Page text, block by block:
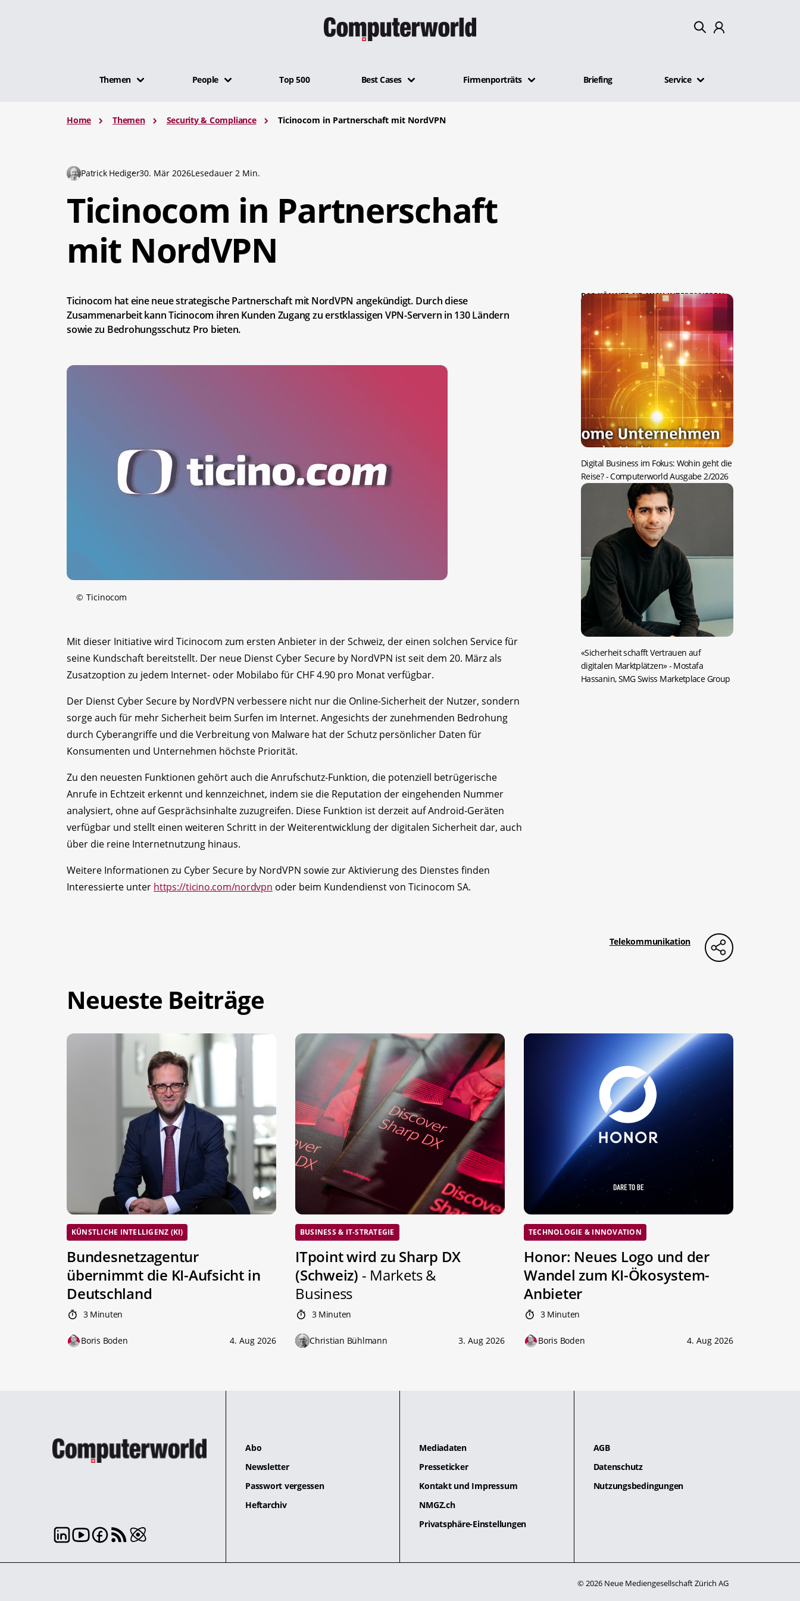
Themen People Top 500 Best Cases Firmenporträts Briefing Service
Home Themen Security & Compliance Ticinocom in Partnerschaft mit NordVPN
Patrick Hediger30. Mär 2026Lesedauer 2 Min.
Ticinocom in Partnerschaft
mit NordVPN
Ticinocom hat eine neue strategische Partnerschaft mit NordVPN angekündigt. Durch diese
Zusammenarbeit kann Ticinocom ihren Kunden Zugang zu erstklassigen VPN-Servern in 130 Ländern
sowie zu Bedrohungsschutz Pro bieten.
© Ticinocom
Mit dieser Initiative wird Ticinocom zum ersten Anbieter in der Schweiz, der einen solchen Service für
seine Kundschaft bereitstellt. Der neue Dienst Cyber Secure by NordVPN ist seit dem 20. März als
Zusatzoption zu jedem Internet- oder Mobilabo für CHF 4.90 pro Monat verfügbar.
Der Dienst Cyber Secure by NordVPN verbessere nicht nur die Online-Sicherheit der Nutzer, sondern
sorge auch für mehr Sicherheit beim Surfen im Internet. Angesichts der zunehmenden Bedrohung
durch Cyberangriffe und die Verbreitung von Malware hat der Schutz persönlicher Daten für
Konsumenten und Unternehmen höchste Priorität.
Zu den neuesten Funktionen gehört auch die Anrufschutz-Funktion, die potenziell betrügerische
Anrufe in Echtzeit erkennt und kennzeichnet, indem sie die Reputation der eingehenden Nummer
analysiert, ohne auf Gesprächsinhalte zuzugreifen. Diese Funktion ist derzeit auf Android-Geräten
verfügbar und stellt einen weiteren Schritt in der Weiterentwicklung der digitalen Sicherheit dar, auch
über die reine Internetnutzung hinaus.
Weitere Informationen zu Cyber Secure by NordVPN sowie zur Aktivierung des Dienstes finden
Interessierte unter https://ticino.com/nordvpn oder beim Kundendienst von Ticinocom SA.
DAS KÖNNTE SIE AUCH INTERESSIEREN:
Digital Business im Fokus: Wohin geht die
Reise?- Computerworld Ausgabe 2/2026
«Sicherheit schafft Vertrauen auf
digitalen Marktplätzen»- Mostafa
Hassanin, SMG Swiss Marketplace Group
Telekommunikation
Neueste Beiträge
KÜNSTLICHE INTELLIGENZ (KI)
Bundesnetzagentur
übernimmt die KI-Aufsicht in
Deutschland
3 Minuten
Boris Boden 4. Aug 2026
BUSINESS & IT-STRATEGIE
ITpoint wird zu Sharp DX
(Schweiz) - Markets &
Business
3 Minuten
Christian Bühlmann 3. Aug 2026
TECHNOLOGIE & INNOVATION
Honor: Neues Logo und der
Wandel zum KI-Ökosystem-
Anbieter
3 Minuten
Boris Boden 4. Aug 2026
Abo
Newsletter
Passwort vergessen
Heftarchiv
Mediadaten
Presseticker
Kontakt und Impressum
NMGZ.ch
Privatsphäre-Einstellungen
AGB
Datenschutz
Nutzungsbedingungen
© 2026 Neue Mediengesellschaft Zürich AG